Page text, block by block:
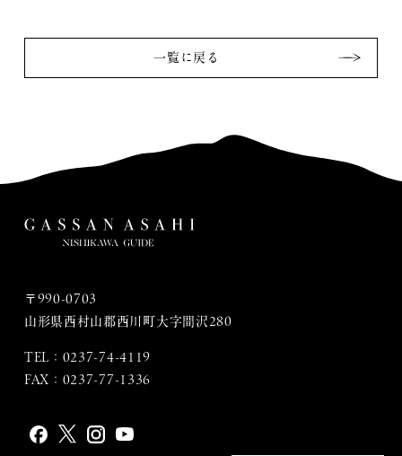
一覧に戻る
〒990-0703
山形県西村山郡西川町大字間沢280
TEL： 0237-74-4119
FAX：0237-77-1336